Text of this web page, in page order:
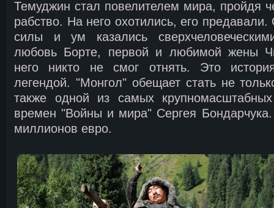
Темуджин стал повелителем мира, пройдя
рабство. На него охотились, его
силы и ум казались
любовь Борте, первой и любимой жены
него никто не смог отнять. Это
легендой. "Монгол" обещает стать не
также одной из самых
времен "Войны и мира" Сергея
миллионов евро.